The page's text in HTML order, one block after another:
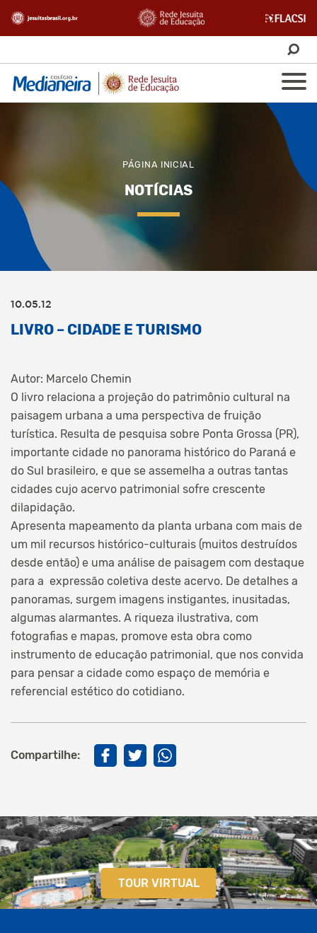
PÁGINA INICIAL
NOTÍCIAS
10.05.12
LIVRO – CIDADE E TURISMO
Autor: Marcelo Chemin
O livro relaciona a projeção do patrimônio cultural na
paisagem urbana a uma perspectiva de fruição
turística. Resulta de pesquisa sobre Ponta Grossa (PR),
importante cidade no panorama histórico do Paraná e
do Sul brasileiro, e que se assemelha a outras tantas
cidades cujo acervo patrimonial sofre crescente
dilapidação.
Apresenta mapeamento da planta urbana com mais de
um mil recursos histórico-culturais (muitos destruídos
desde então) e uma análise de paisagem com destaque
para a expressão coletiva deste acervo. De detalhes a
panoramas, surgem imagens instigantes, inusitadas,
algumas alarmantes. A riqueza ilustrativa, com
fotografias e mapas, promove esta obra como
instrumento de educação patrimonial, que nos convida
para pensar a cidade como espaço de memória e
referencial estético do cotidiano.
Compartilhe:
TOUR VIRTUAL